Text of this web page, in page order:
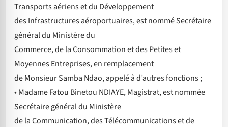
Transports aériens et du Développement
des Infrastructures aéroportuaires, est nommé Secrétaire
général du Ministère du
Commerce, de la Consommation et des Petites et
Moyennes Entreprises, en remplacement
de Monsieur Samba Ndao, appelé à d’autres fonctions ;
• Madame Fatou Binetou NDIAYE, Magistrat, est nommée
Secrétaire général du Ministère
de la Communication, des Télécommunications et de